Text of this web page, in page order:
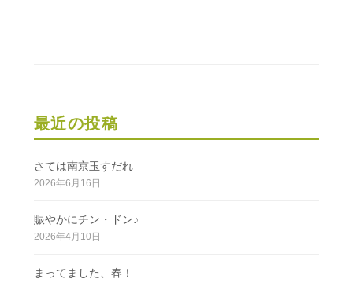
最近の投稿
さては南京玉すだれ
2026年6月16日
賑やかにチン・ドン♪
2026年4月10日
まってました、春！